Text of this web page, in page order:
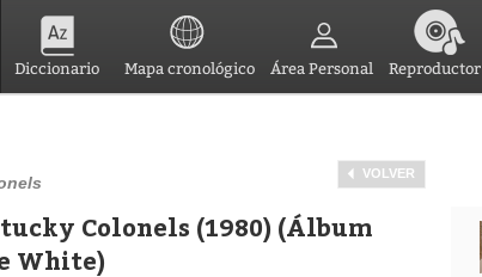
Diccionario Mapa cronológico Área Personal Reproductor
VOLVER
Colonels (1980) (Álbum
White)